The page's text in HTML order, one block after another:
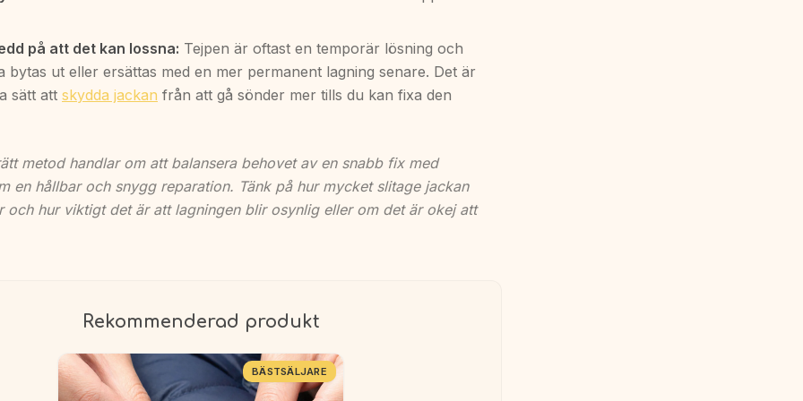
på att det kan lossna: Tejpen är oftast en temporär lösning och
bytas ut eller ersättas med en mer permanent lagning senare. Det är
sätt att skydda jackan från att gå sönder mer tills du kan fixa den
metod handlar om att balansera behovet av en snabb fix med
en hållbar och snygg reparation. Tänk på hur mycket slitage jackan
och hur viktigt det är att lagningen blir osynlig eller om det är okej att
Rekommenderad produkt
BÄSTSÄLJARE